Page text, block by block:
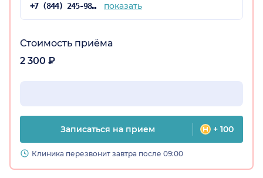
+7 (844) 245-98-54 показать
Стоимость приёма
2 300 ₽
Записаться на прием + 100
Клиника перезвонит завтра после 09:00